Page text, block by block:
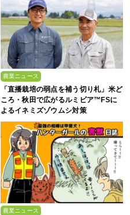
農業ニュース
「直播栽培の弱点を補う切り札」米ど
ころ・秋田で広がるルミビア™FSに
よるイネミズゾウムシ対策
農業ニュース